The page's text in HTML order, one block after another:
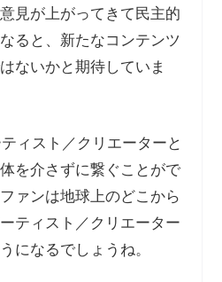
見が上がってきて民主的
ると、新たなコンテンツ
ないかと期待していま
ィスト／クリエーターと
を介さずに繋ぐことがで
ァンは地球上のどこから
ティスト／クリエーター
になるでしょうね。